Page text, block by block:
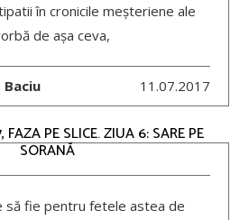
în cronicile meșteriene ale
de așa ceva,
11.07.2017
PE SLICE. ZIUA 6: SARE PE
SORANĂ
să fie pentru fetele astea de